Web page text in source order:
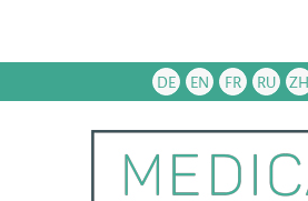
DE EN FR RU ZH